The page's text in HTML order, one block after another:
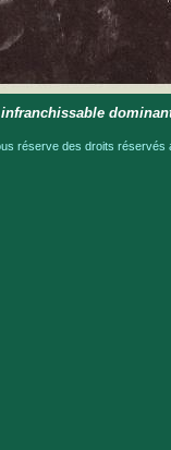
réserve des droits réservés